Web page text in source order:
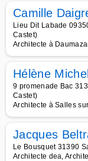
Camille
Lieu Dit Labade
Castet)
Architecte à
Hélène
9 promenade Bac
Castet)
Architecte à Salles
Jacques
Le Bousquet 31390
Architecte dea,